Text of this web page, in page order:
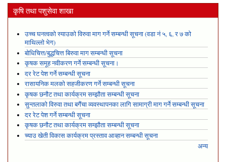
कृषि तथा पशुसेवा शाखा
उच्च घनत्वको स्याउको विरुवा माग गर्ने सम्बन्धी सूचना (वडा नं ५, ६, र ७ को
माथिल्लो भेग)
बोधिचित्त/बुद्धचित्त बिरुवा माग सम्बन्धी सूचना
कृषक समूह नवीकरण गर्ने सम्बन्धी सूचना।
दर रेट पेश गर्ने सम्बन्धी सूचना
रासायनिक मलको सहजीकरण गर्ने सम्बन्धी सूचना
कृषक छनौट तथा कार्यक्रम सम्झौता सम्बन्धी सूचना
सुन्तलाको विरुवा तथा बगैंचा व्यवस्थापनका लागि सामाग्री माग गर्ने सम्बन्धी सूचना
दर रेट पेश गर्ने सम्बन्धी सूचना
कृषक छनौट तथा कार्यक्रम सम्झौता सम्बन्धी सूचना
च्याउ खेती विकास कार्यक्रम प्रस्ताव आव्हान सम्बन्धी सूचना
अन्य